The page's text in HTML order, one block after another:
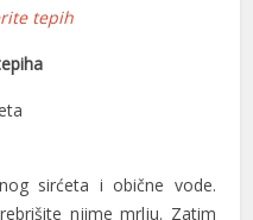
tepih
sirćeta i obične vode.
njime mrlju. Zatim